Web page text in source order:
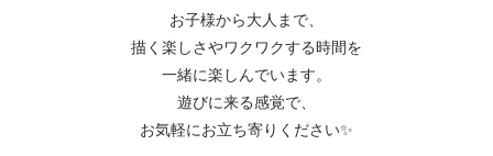
お子様から大人まで、
描く楽しさやワクワクする時間を
一緒に楽しんでいます。
遊びに来る感覚で、
お気軽にお立ち寄りください✨